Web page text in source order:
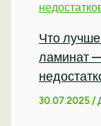
Что
ламинат
30.07.2025/